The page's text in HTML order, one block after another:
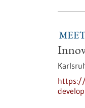
https://